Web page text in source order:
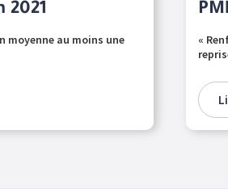
2021
moyenne au moins une
«